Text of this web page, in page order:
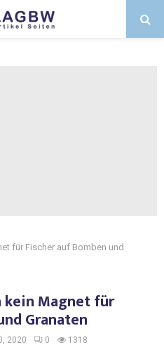
für Fischer auf Bomben und
kein Magnet für
Granaten
2020 0 1318